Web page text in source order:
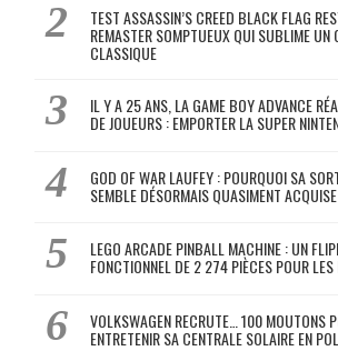
TEST ASSASSIN’S CREED BLACK FLAG
REMASTER SOMPTUEUX QUI SUBLIME UN
CLASSIQUE
IL Y A 25 ANS, LA GAME BOY ADVANCE
DE JOUEURS : EMPORTER LA SUPER
GOD OF WAR LAUFEY : POURQUOI SA
SEMBLE DÉSORMAIS QUASIMENT ACQUISE
LEGO ARCADE PINBALL MACHINE : UN
FONCTIONNEL DE 2 274 PIÈCES POUR LES
VOLKSWAGEN RECRUTE… 100 MOUTONS
ENTRETENIR SA CENTRALE SOLAIRE EN